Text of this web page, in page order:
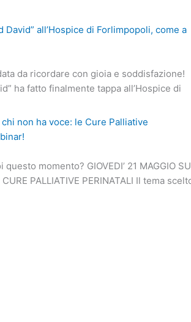
all’Hospice di Forlimpopoli, come a
da ricordare con gioia e soddisfazione!
ha fatto finalmente tappa all’Hospice di
chi non ha voce: le Cure Palliative
momento? GIOVEDI’ 21 MAGGIO SU
PALLIATIVE PERINATALI Il tema